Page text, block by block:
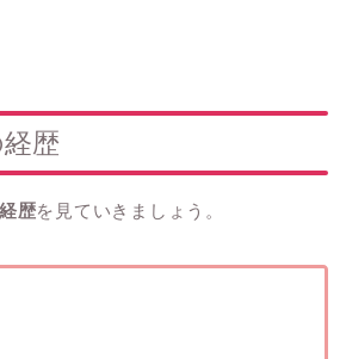
歴
経歴を見ていきましょう。